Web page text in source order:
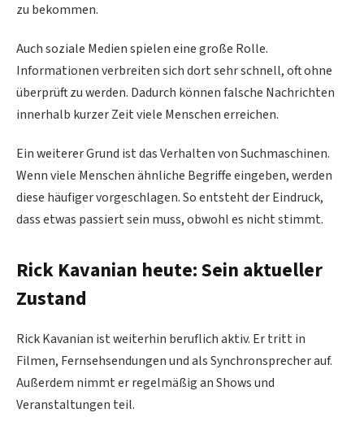
zu bekommen.
Auch soziale Medien spielen eine große Rolle.
Informationen verbreiten sich dort sehr schnell, oft ohne
überprüft zu werden. Dadurch können falsche Nachrichten
innerhalb kurzer Zeit viele Menschen erreichen.
Ein weiterer Grund ist das Verhalten von Suchmaschinen.
Wenn viele Menschen ähnliche Begriffe eingeben, werden
diese häufiger vorgeschlagen. So entsteht der Eindruck,
dass etwas passiert sein muss, obwohl es nicht stimmt.
Rick Kavanian heute: Sein aktueller
Zustand
Rick Kavanian ist weiterhin beruflich aktiv. Er tritt in
Filmen, Fernsehsendungen und als Synchronsprecher auf.
Außerdem nimmt er regelmäßig an Shows und
Veranstaltungen teil.